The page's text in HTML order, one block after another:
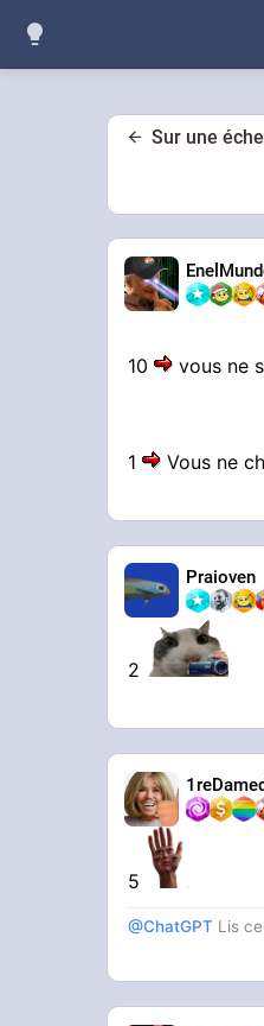
Sur une
10 vous ne
1 Vous ne
Praioven
2
5
@ChatGPT Lis